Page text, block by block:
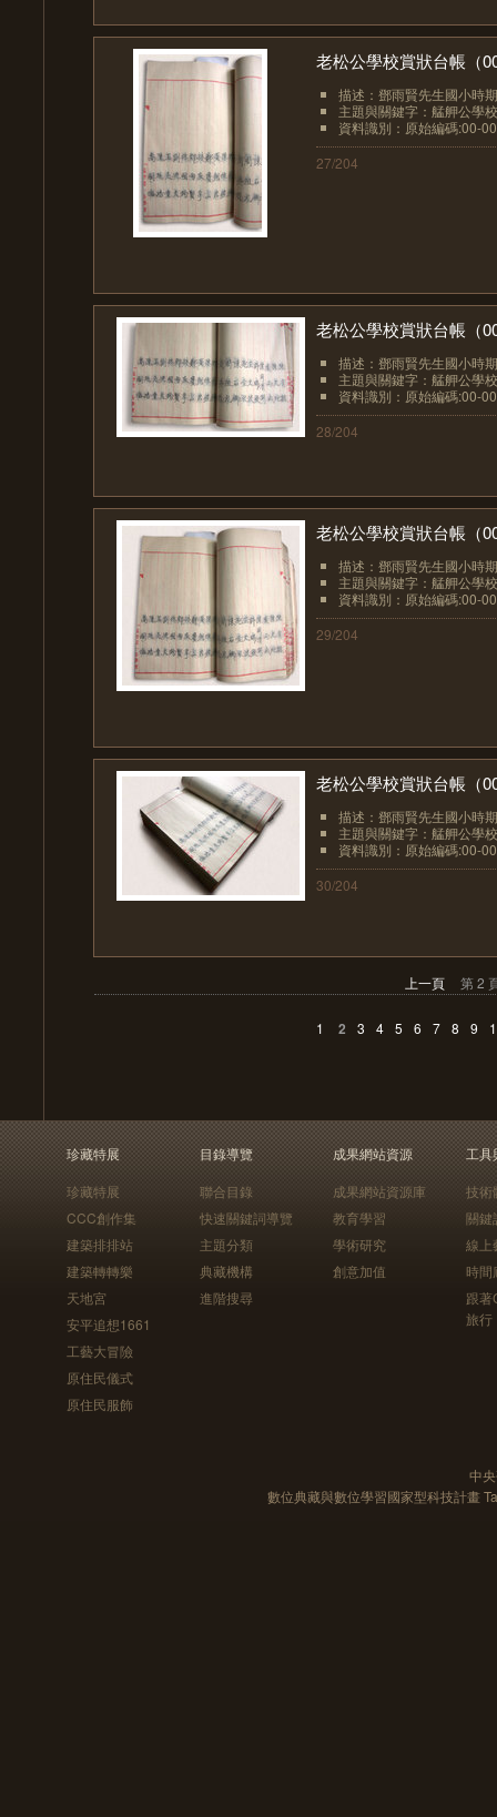
老松公學校賞狀台帳（
描述：鄧雨賢先生國小時
主題與關鍵字：艋舺公學
資料識別：原始編碼:00-
27/204
老松公學校賞狀台帳（
描述：鄧雨賢先生國小時
主題與關鍵字：艋舺公學
資料識別：原始編碼:00-
28/204
老松公學校賞狀台帳（
描述：鄧雨賢先生國小時
主題與關鍵字：艋舺公學
資料識別：原始編碼:00-
29/204
老松公學校賞狀台帳（
描述：鄧雨賢先生國小時
主題與關鍵字：艋舺公學
資料識別：原始編碼:00-
30/204
上一頁 第 2
1 2 3 4 5 6 7 8 9
珍藏特展
珍藏特展
CCC創作集
建築排排站
建築轉轉樂
天地宮
安平追想1661
工藝大冒險
原住民儀式
原住民服飾
目錄導覽
聯合目錄
快速關鍵詞導覽
主題分類
典藏機構
進階搜尋
成果網站資源
成果網站資源庫
教育學習
學術研究
創意加值
工具
技術
關鍵
線上
時間
跟
旅行
中
數位典藏與數位學習國家型科技計畫